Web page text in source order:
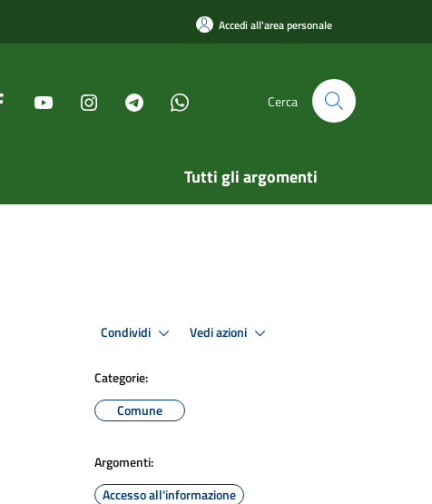
Accedi all'area personale
Cerca
Tutti gli argomenti
Condividi Vedi azioni
Categorie:
Comune
Argomenti:
Accesso all'informazione